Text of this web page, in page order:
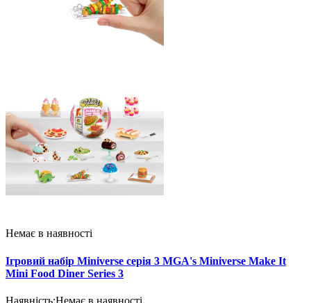
Немає в наявності
Ігровий набір Miniverse серія 3 MGA's Miniverse Make It
Mini Food Diner Series 3
Наявність:Немає в наявності